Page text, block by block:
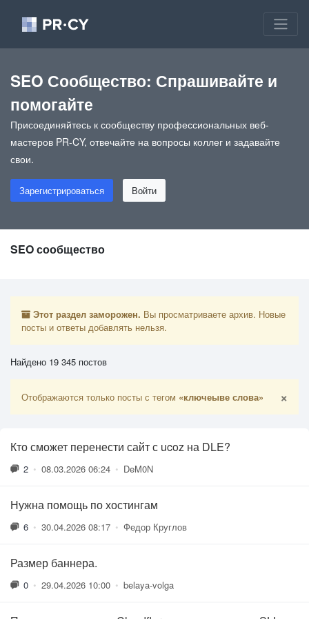
SEO Сообщество: Спрашивайте и
помогайте
Присоединяйтесь к сообществу профессиональных веб-
мастеров PR-CY, отвечайте на вопросы коллег и задавайте
свои.
Зарегистрироваться Войти
SEO сообщество
Этот раздел заморожен. Вы просматриваете архив. Новые
посты и ответы добавлять нельзя.
Найдено 19 345 постов
Отображаются только посты с тегом «ключеыве слова» ×
Кто сможет перенести сайт с ucoz на DLE?
2 • 08.03.2026 06:24 • DeM0N
Нужна помощь по хостингам
6 • 30.04.2026 08:17 • Федор Круглов
Размер баннера.
0 • 29.04.2026 10:00 • belaya-volga